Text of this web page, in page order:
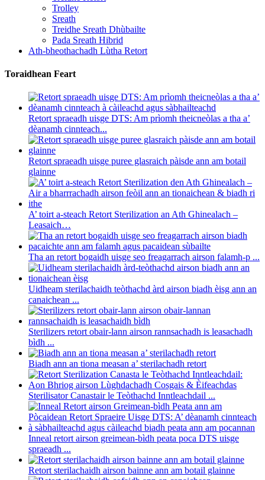
Trolley
Sreath
Treidhe Sreath Dhùbailte
Pada Sreath Hibrid
Ath-bheothachadh Lùtha Retort
Toraidhean Feart
Retort spraeadh uisge DTS: Am prìomh theicneòlas a tha a’
dèanamh cinnteach...
Retort spraeadh uisge puree glasraich pàisde ann am botail
glainne
A’ toirt a-steach Retort Sterilization an Ath Ghinealach –
Leasaich…
Tha an retort bogaidh uisge seo freagarrach airson falamh-p ...
Uidheam sterilachaidh teòthachd àrd airson biadh èisg ann an
canaichean ...
Sterilizers retort obair-lann airson rannsachadh is leasachadh
bìdh ...
Biadh ann an tiona measan a’ sterilachadh retort
Sterilisator Canastair le Teòthachd Inntleachdail ...
Inneal retort airson greimean-bìdh peata poca DTS uisge
spraeadh ...
Retort sterilachaidh airson bainne ann am botail glainne